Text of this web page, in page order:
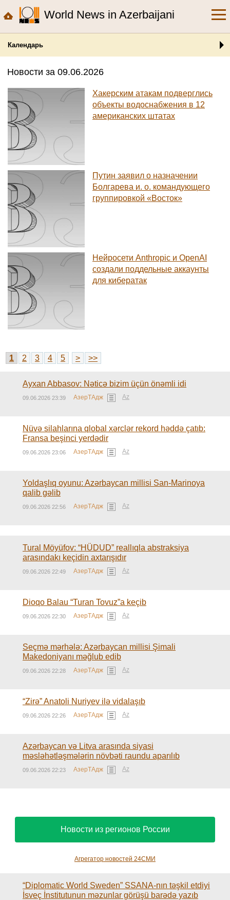
World News in Azerbaijani
Календарь
Новости за 09.06.2026
Хакерским атакам подверглись
объекты водоснабжения в 12
американских штатах
Путин заявил о назначении
Болгарева и. о. командующего
группировкой «Восток»
Нейросети Anthropic и OpenAI
создали поддельные аккаунты
для кибератак
1 2 3 4 5 > >>
Ayxan Abbasov: Nəticə bizim üçün önəmli idi
09.06.2026 23:39 АзерТАдж Az
Nüvə silahlarına qlobal xərclər rekord həddə çatıb:
Fransa beşinci yerdədir
09.06.2026 23:06 АзерТАдж Az
Yoldaşlıq oyunu: Azərbaycan millisi San-Marinoya
qalib gəlib
09.06.2026 22:56 АзерТАдж Az
Tural Möyüfov: “HÜDUD” reallıqla abstraksiya
arasındakı keçidin axtarışıdır
09.06.2026 22:49 АзерТАдж Az
Dioqo Balau “Turan Tovuz”a keçib
09.06.2026 22:30 АзерТАдж Az
Seçmə mərhələ: Azərbaycan millisi Şimali
Makedoniyanı məğlub edib
09.06.2026 22:28 АзерТАдж Az
“Zirə” Anatoli Nuriyev ilə vidalaşıb
09.06.2026 22:26 АзерТАдж Az
Azərbaycan və Litva arasında siyasi
məsləhətləşmələrin növbəti raundu aparılıb
09.06.2026 22:23 АзерТАдж Az
Новости из регионов России
Агрегатор новостей 24СМИ
“Diplomatic World Sweden” SSANA-nın təşkil etdiyi
İsveç İnstitutunun məzunlar görüşü barədə yazıb